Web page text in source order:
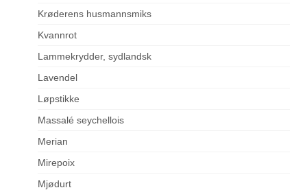
Krøderens husmannsmiks
Kvannrot
Lammekrydder, sydlandsk
Lavendel
Løpstikke
Massalé seychellois
Merian
Mirepoix
Mjødurt